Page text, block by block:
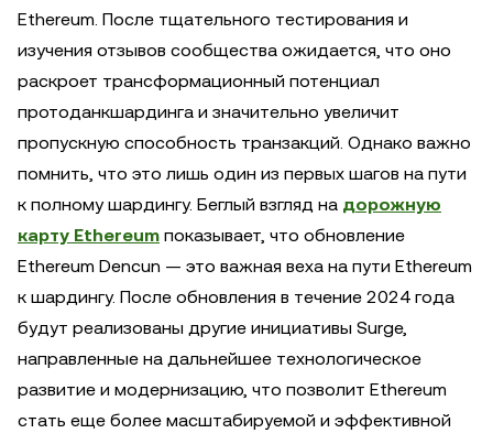
Ethereum. После тщательного тестирования и
изучения отзывов сообщества ожидается, что оно
раскроет трансформационный потенциал
протоданкшардинга и значительно увеличит
пропускную способность транзакций. Однако важно
помнить, что это лишь один из первых шагов на пути
к полному шардингу. Беглый взгляд на дорожную
карту Ethereum показывает, что обновление
Ethereum Dencun — это важная веха на пути Ethereum
к шардингу. После обновления в течение 2024 года
будут реализованы другие инициативы Surge,
направленные на дальнейшее технологическое
развитие и модернизацию, что позволит Ethereum
стать еще более масштабируемой и эффективной